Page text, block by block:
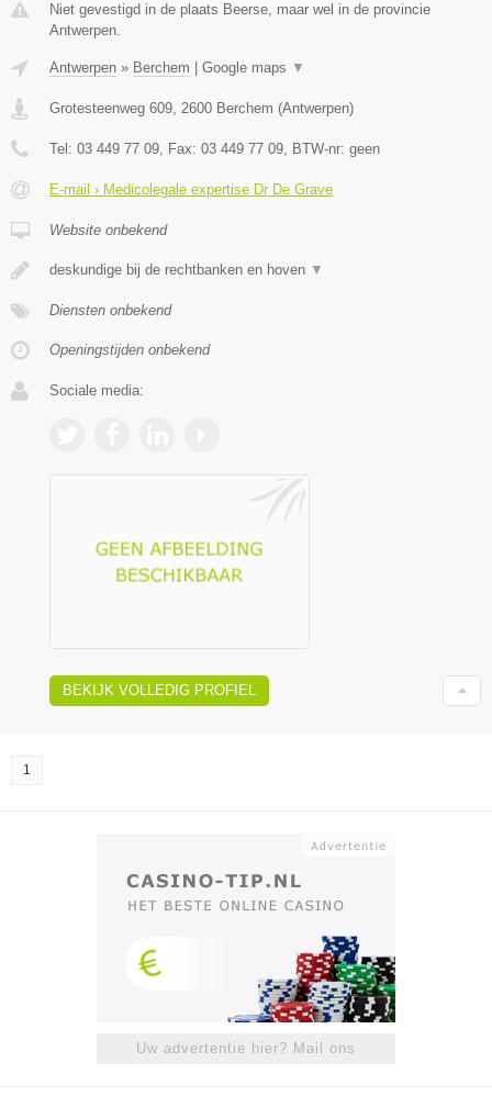
Niet gevestigd in de plaats Beerse, maar wel in de provincie
Antwerpen.
Antwerpen » Berchem Google maps ▼
Grotesteenweg 609, 2600 Berchem (Antwerpen)
Tel: 03 449 77 09, Fax: 03 449 77 09, BTW-nr: geen
E-mail › Medicolegale expertise Dr De Grave
Website onbekend
deskundige bij de rechtbanken en hoven ▼
Diensten onbekend
Openingstijden onbekend
Sociale media:
BEKIJK VOLLEDIG PROFIEL
1
Uw advertentie hier? Mail ons